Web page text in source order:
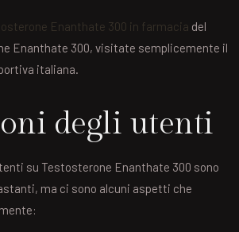
Enanthate 300 in farmacia del
Enanthate 300, visitate semplicemente il
italiana.
degli utenti
su Testosterone Enanthate 300 sono
ma ci sono alcuni aspetti che